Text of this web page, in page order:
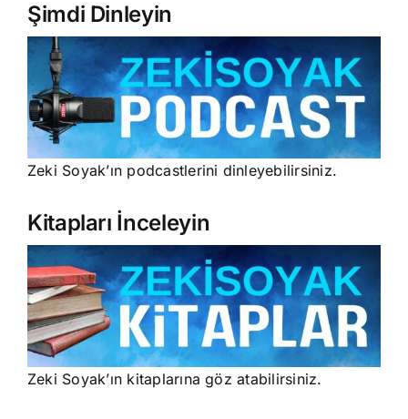
Şimdi Dinleyin
Zeki Soyak’ın podcastlerini dinleyebilirsiniz.
Kitapları İnceleyin
Zeki Soyak’ın kitaplarına göz atabilirsiniz.